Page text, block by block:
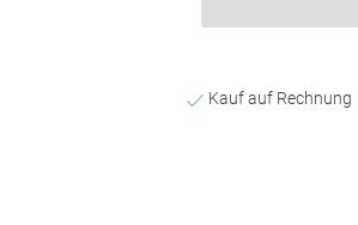
Kauf auf Rechnung